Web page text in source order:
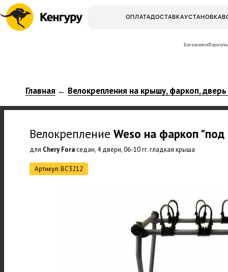
ОПЛАТАДОСТАВКАУСТАНОВКА
БагажникиФаркопы
Главная ← Велокрепления на крышу, фаркоп, дверь
Велокрепление Weso на фаркоп "под
для Chery Foraседан, 4 двери, 06-10 гг. гладкая крыша
Артикул: BC3212